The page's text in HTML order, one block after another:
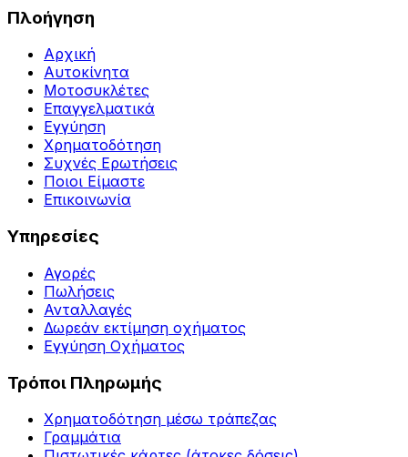
Πλοήγηση
Αρχική
Αυτοκίνητα
Μοτοσυκλέτες
Επαγγελματικά
Εγγύηση
Χρηματοδότηση
Συχνές Ερωτήσεις
Ποιοι Είμαστε
Επικοινωνία
Υπηρεσίες
Αγορές
Πωλήσεις
Ανταλλαγές
Δωρεάν εκτίμηση οχήματος
Εγγύηση Οχήματος
Τρόποι Πληρωμής
Χρηματοδότηση μέσω τράπεζας
Γραμμάτια